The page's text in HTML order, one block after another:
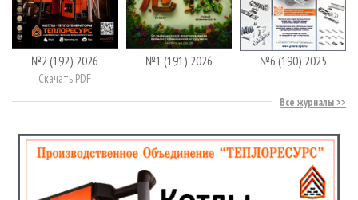
№2 (192) 2026
Скачать PDF
№1 (191) 2026 №6 (190) 2025
Все журналы